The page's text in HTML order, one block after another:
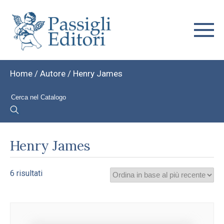
Home / Autore / Henry James
Henry James
6 risultatiOrdina